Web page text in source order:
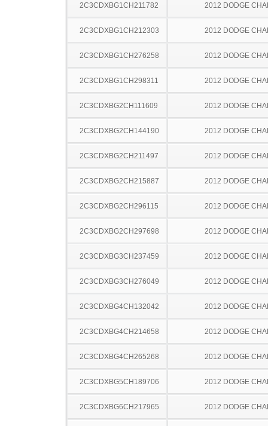
2C3CDXBG1CH211782 2012 DODGE
2C3CDXBG1CH212303 2012 DODGE
2C3CDXBG1CH276258 2012 DODGE
2C3CDXBG1CH298311 2012 DODGE
2C3CDXBG2CH111609 2012 DODGE
2C3CDXBG2CH144190 2012 DODGE
2C3CDXBG2CH211497 2012 DODGE
2C3CDXBG2CH215887 2012 DODGE
2C3CDXBG2CH296115 2012 DODGE
2C3CDXBG2CH297698 2012 DODGE
2C3CDXBG3CH237459 2012 DODGE
2C3CDXBG3CH276049 2012 DODGE
2C3CDXBG4CH132042 2012 DODGE
2C3CDXBG4CH214658 2012 DODGE
2C3CDXBG4CH265268 2012 DODGE
2C3CDXBG5CH189706 2012 DODGE
2C3CDXBG6CH217965 2012 DODGE